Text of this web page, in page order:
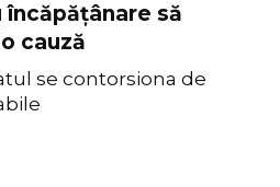
încăpățânare să
cauză
se contorsiona de